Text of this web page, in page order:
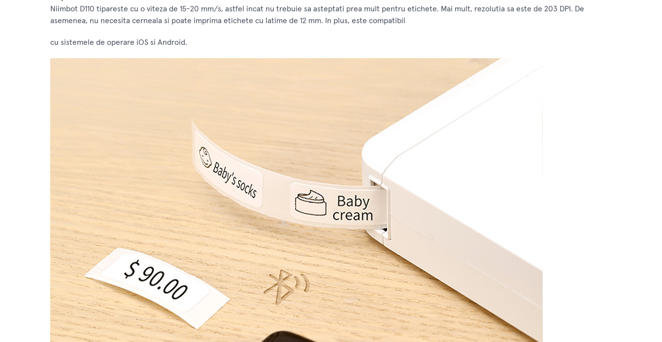
Niimbot D110 tipareste cu o viteza de 15-20 mm/s, astfel incat nu trebuie sa asteptati prea mult pentru etichete. Mai mult, rezolutia sa este de 203 DPI. De
asemenea, nu necesita cerneala si poate imprima etichete cu latime de 12 mm. In plus, este compatibil
cu sistemele de operare iOS si Android.